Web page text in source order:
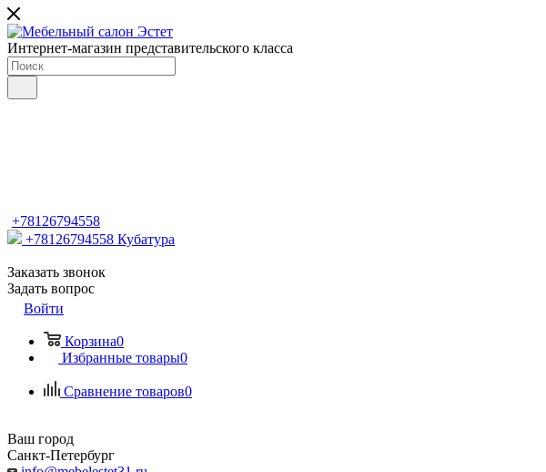
Интернет-магазин представительского класса
+78126794558
+78126794558 Кубатура
Заказать звонок
Задать вопрос
Войти
Корзина0
Избранные товары0
Сравнение товаров0
Ваш город
Санкт-Петербург